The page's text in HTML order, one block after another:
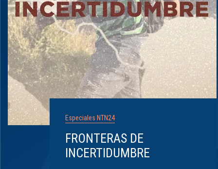
Especiales NTN24
FRONTERAS DE
INCERTIDUMBRE